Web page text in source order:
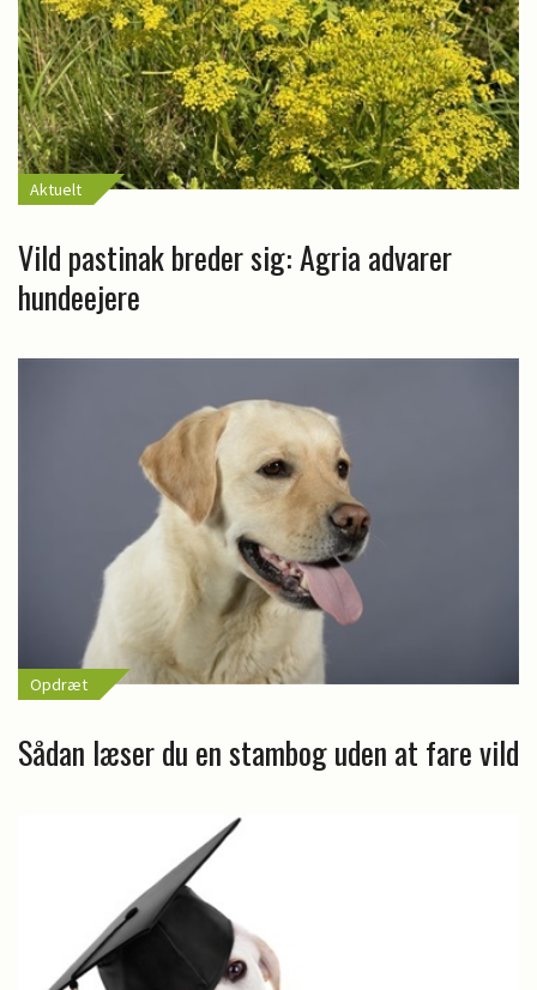
Aktuelt
Vild pastinak breder sig: Agria advarer
hundeejere
Opdræt
Sådan læser du en stambog uden at fare vild